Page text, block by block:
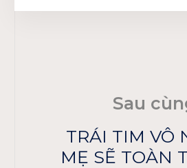
Sau
TRÁI TIM VÔ
MẸ SẼ TOÀN